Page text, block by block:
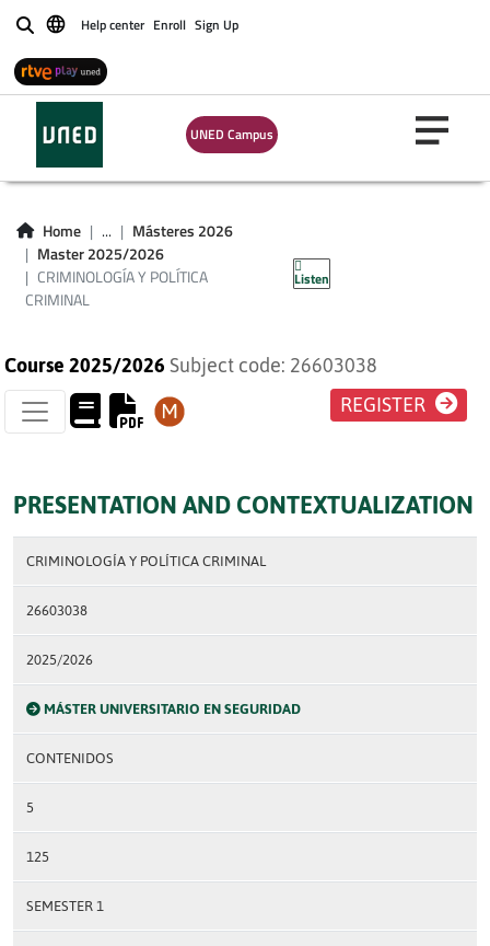
BuscarHelp center Enroll Sign Up
UNED Campus
Home ...
Másteres 2026
Master 2025/2026
CRIMINOLOGÍA Y POLÍTICA
CRIMINAL
Listen
CRIMINOLOGÍA Y
POLÍTICA CRIMINAL
Course 2025/2026 Subject code: 26603038
REGISTER
PRESENTATION AND CONTEXTUALIZATION
CRIMINOLOGÍA Y POLÍTICA CRIMINAL
26603038
2025/2026
MÁSTER UNIVERSITARIO EN SEGURIDAD
CONTENIDOS
5
125
SEMESTER 1